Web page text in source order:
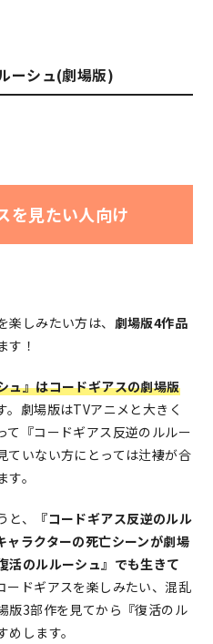
ーシュ(劇場版)
を見たい人向け
しみたい方は、 劇場版4作品
す！
ュ』はコードギアスの劇場版
。劇場版はTVアニメと大きく
て『コードギアス反逆のルルー
ていない方にとっては辻褄が合
。
、
『コードギアス反逆のルル
ャラクターの死亡シーンが劇場
活のルルーシュ』でも生きて
ードギアスを楽しみたい、混乱
版3部作を見てから『復活のル
します。